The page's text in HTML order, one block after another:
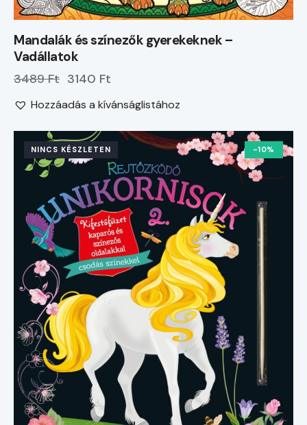
Mandalák és színezők gyerekeknek –
Vadállatok
3489 Ft 3140 Ft
Hozzáadás a kívánságlistához
NINCS KÉSZLETEN -10%